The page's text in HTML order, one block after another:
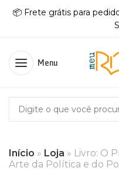
📦 Frete grátis para
Menu
Início » Loja » Livro: O
Arte da Política e do